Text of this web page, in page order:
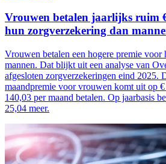
Vrouwen betalen jaarlijks ruim
hun zorgverzekering dan
Vrouwen betalen een hogere premie voor
mannen. Dat blijkt uit een analyse van
afgesloten zorgverzekeringen eind 2025.
maandpremie voor vrouwen komt uit op
140,03 per maand betalen. Op jaarbasis
25,04 meer.